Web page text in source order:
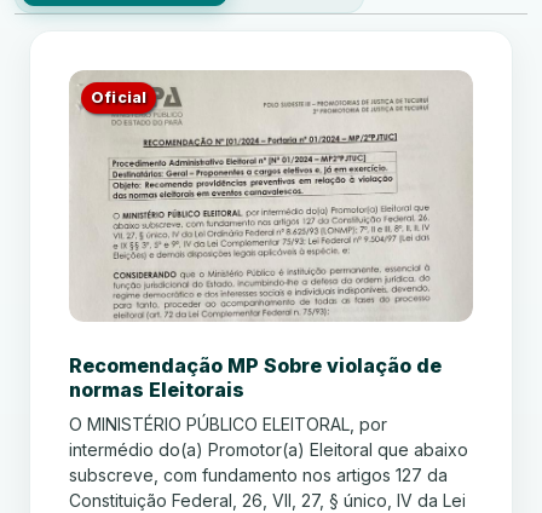
Oficial
Recomendação MP Sobre violação de
normas Eleitorais
O MINISTÉRIO PÚBLICO ELEITORAL, por
intermédio do(a) Promotor(a) Eleitoral que abaixo
subscreve, com fundamento nos artigos 127 da
Constituição Federal, 26, VII, 27, § único, IV da Lei